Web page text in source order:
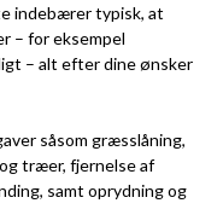
indebærer typisk, at
– for eksempel
– alt efter dine ønsker
såsom græsslåning,
træer, fjernelse af
samt oprydning og